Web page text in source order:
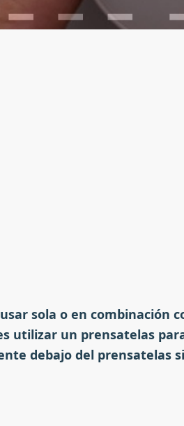
sola o en combinación
utilizar un prensatelas
debajo del prensatelas